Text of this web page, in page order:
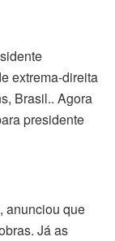
extrema-direita
Brasil.. Agora
presidente
anunciou que
Já as